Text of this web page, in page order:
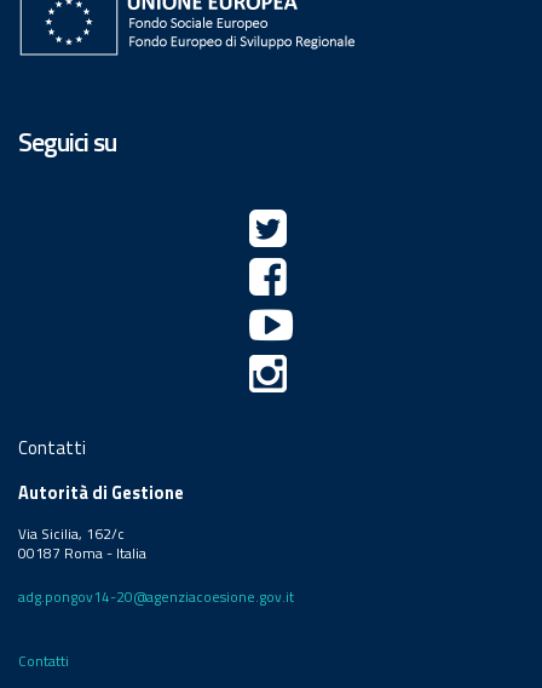
Seguici su
Contatti
Autorità di Gestione
Via Sicilia, 162/c
00187 Roma - Italia
adg.pongov14-20@agenziacoesione.gov.it
Contatti